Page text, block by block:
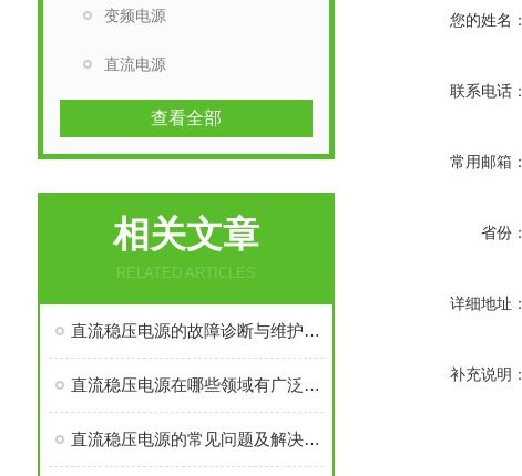
变频电源
直流电源
查看全部
相关文章
RELATED ARTICLES
直流稳压电源的故障诊断与维护技巧
直流稳压电源在哪些领域有广泛应用？
直流稳压电源的常见问题及解决方法有哪些？
您的姓名：
联系电话：
常用邮箱：
省份：
详细地址：
补充说明：